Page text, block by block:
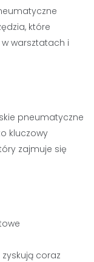
które
warsztatach i
pneumatyczne
kluczowy
zajmuje się
coraz